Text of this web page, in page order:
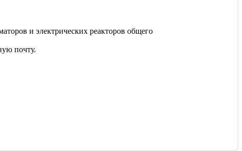
и электрических реакторов общего
почту.